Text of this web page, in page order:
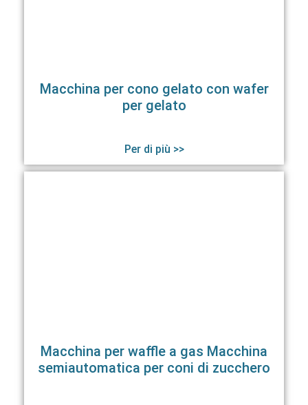
Macchina per cono gelato con wafer
per gelato
Per di più >>
Macchina per waffle a gas Macchina
semiautomatica per coni di zucchero